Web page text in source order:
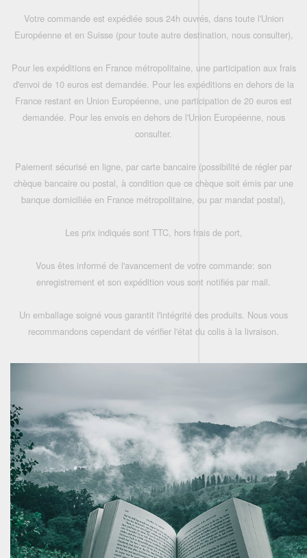
Votre commande est expédiée sous 24h ouvrés, dans toute l'Union
Européenne et en Suisse (pour toute autre destination, nous consulter),
Pour les expéditions en France métropolitaine, une participation aux frais
d'envoi de 10 euros est demandée. Pour les expéditions en dehors de la
France restant en Union Européenne, une participation de 20 euros est
demandée. Pour les envois en dehors de l'Union Européenne, nous
consulter.
Paiement sécurisé en ligne, par carte bancaire (possibilité de régler par
chèque bancaire ou postal, à condition que ce chèque soit émis par une
banque domiciliée en France métropolitaine, ou par mandat postal),
Les prix indiqués sont TTC, hors frais de port,
Vous êtes informé de l'avancement de votre commande: son
enregistrement et son expédition vous sont notifiés par mail.
Un emballage soigné vous garantit l'intégrité des produits. Nous vous
recommandons cependant de vérifier l'état du colis à la livraison.